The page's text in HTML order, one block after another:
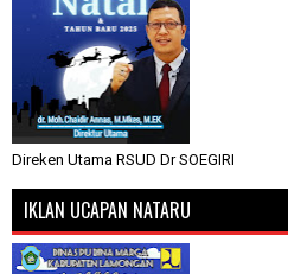
Direken Utama RSUD Dr SOEGIRI
IKLAN UCAPAN NATARU